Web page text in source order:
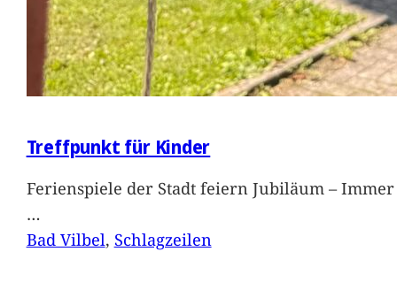
Treffpunkt für Kinder
Ferienspiele der Stadt feiern Jubiläum –
…
Bad Vilbel, Schlagzeilen